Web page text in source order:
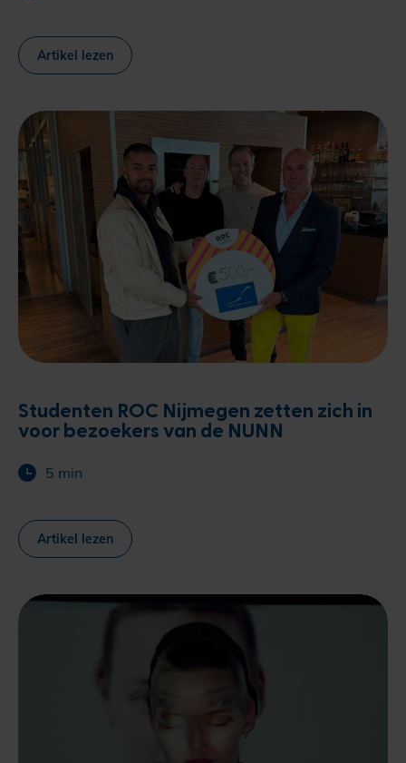
Artikel lezen
Studenten ROC Nijmegen zetten zich in
voor bezoekers van de NUNN
5 min
Artikel lezen